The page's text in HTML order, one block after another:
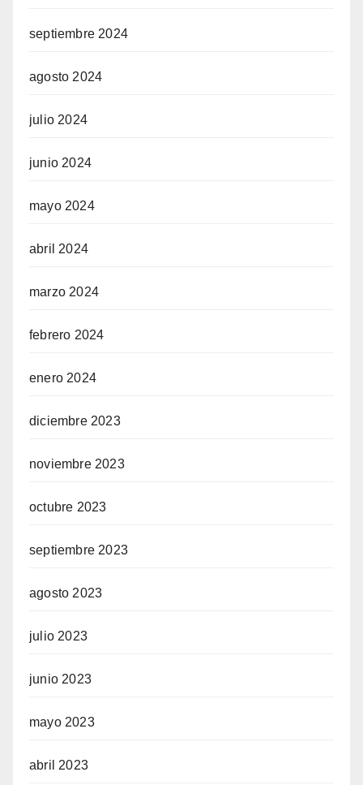
septiembre 2024
agosto 2024
julio 2024
junio 2024
mayo 2024
abril 2024
marzo 2024
febrero 2024
enero 2024
diciembre 2023
noviembre 2023
octubre 2023
septiembre 2023
agosto 2023
julio 2023
junio 2023
mayo 2023
abril 2023